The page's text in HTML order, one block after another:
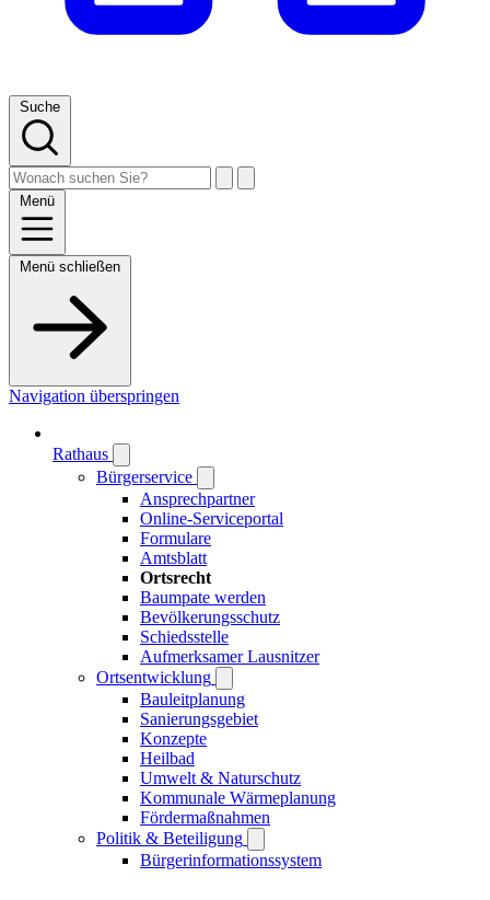
Suche
Menü
Menü schließen
Navigation überspringen
Rathaus
Bürgerservice
Ansprechpartner
Online-Serviceportal
Formulare
Amtsblatt
Ortsrecht
Baumpate werden
Bevölkerungsschutz
Schiedsstelle
Aufmerksamer Lausnitzer
Ortsentwicklung
Bauleitplanung
Sanierungsgebiet
Konzepte
Heilbad
Umwelt & Naturschutz
Kommunale Wärmeplanung
Fördermaßnahmen
Politik & Beteiligung
Bürgerinformationssystem